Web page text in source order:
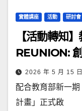
實體講座 活動 研討會
【活動轉知
REUNION:
2026 年 5 月 15 日
配合教育部新一
計畫」正式啟